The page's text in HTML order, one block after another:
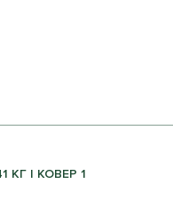
КГ | КОВЕР 1